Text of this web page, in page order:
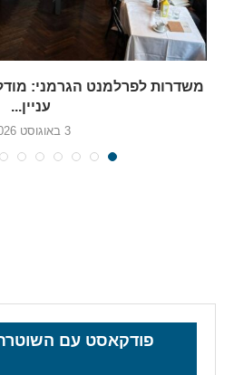
משדרות לפרלמנט הגרמני:
עניין...
3 באוגוסט 2026
פודקאסט עם